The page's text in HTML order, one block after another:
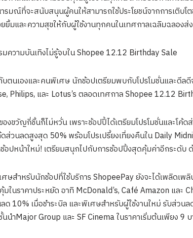
รมณ์ที่จะสนับสนุนผู้คนให้สามารถใช้ประโยชน์จากการเติ
ยิ้มและความสุขให้กับผู้ใช้งานทุกคนในเทศกาลเฉลิมฉลอง
ความบันเทิงไม่รู้จบใน Shopee 12.12 Birthday Sale
นเองและคนพิเศษ นักช้อปเตรียมพบกับโปรโมชั่นและดีล
Philips, และ Lotus’s ตลอดเทศกาล Shopee 12.12
องขวัญกี่ชิ้นก็ไม่หวั่น เพราะช้อปปี้ได้เตรียมโปรโมชั่นและโ
วนลดสูงสุด 50% พร้อมโปรเปรี้ยงเที่ยงคืนใน Daily
อปหน้าใหม่! เตรียมสนุกไปกับการช้อปปิ้งสุดคุ้มค่าอีกระดั
ษสำหรับนักช้อปที่ใช้บริการ ShopeePay ยังจะได้เพลิดเพ
ในราคาประหยัด อาทิ McDonald’s, Café Amazon และ
ด 10% เมื่อชำระบิล และพิเศษสำหรับผู้ใช้งานใหม่ รับส่ว
ำMajor Group และ SF Cinema ในราคาเริ่มต้นเพียง 9